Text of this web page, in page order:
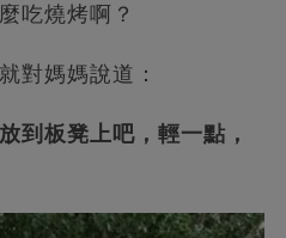
吃燒烤啊？
對媽媽說道：
到板凳上吧，輕一點，